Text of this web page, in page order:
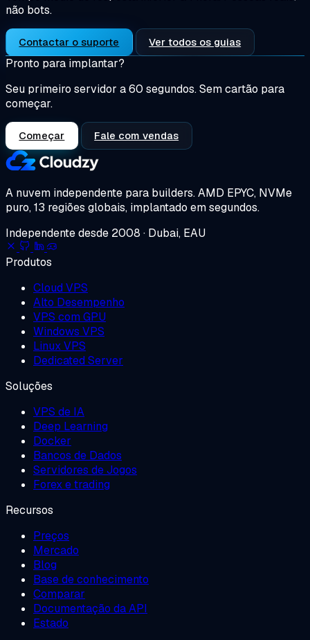
não bots.
Contactar o suporte Ver todos os guias
Pronto para implantar?
Seu primeiro servidor a 60 segundos. Sem cartão para
começar.
Começar Fale com vendas
A nuvem independente para builders.AMD EPYC, NVMe
puro, 13 regiões globais, implantado em segundos.
Independente desde 2008 · Dubai, EAU
Produtos
Cloud VPS
Alto Desempenho
VPS com GPU
Windows VPS
Linux VPS
Dedicated Server
Soluções
VPS de IA
Deep Learning
Docker
Bancos de Dados
Servidores de Jogos
Forex e trading
Recursos
Preços
Mercado
Blog
Base de conhecimento
Comparar
Documentação da API
Estado